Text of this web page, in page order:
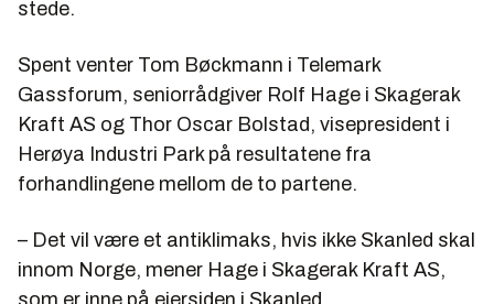
stede.
Spent venter Tom Bøckmann i Telemark
Gassforum, seniorrådgiver Rolf Hage i Skagerak
Kraft AS og Thor Oscar Bolstad, visepresident i
Herøya Industri Park på resultatene fra
forhandlingene mellom de to partene.
– Det vil være et antiklimaks, hvis ikke Skanled skal
innom Norge, mener Hage i Skagerak Kraft AS,